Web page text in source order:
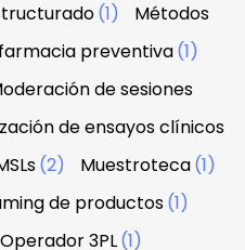
(1)
Métodos
preventiva(1)
de sesiones
de ensayos clínicos
(2) Muestroteca(1)
de productos(1)
Operador 3PL(1)